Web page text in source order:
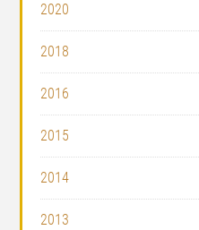
2020
2018
2016
2015
2014
2013